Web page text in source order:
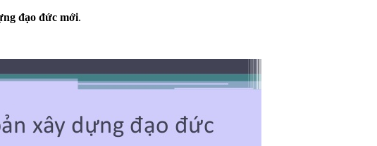
đạo đức mới.